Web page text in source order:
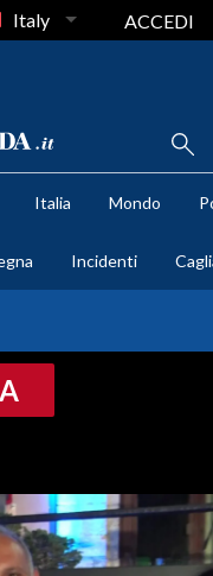
Italy ACCEDI
Italia Mondo
Incidenti